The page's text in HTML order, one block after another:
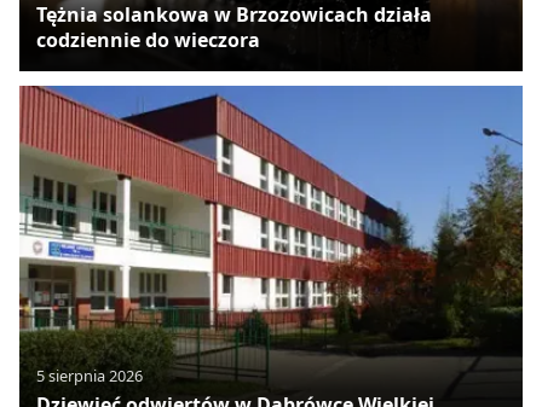
Tężnia solankowa w Brzozowicach działa
codziennie do wieczora
5 sierpnia 2026